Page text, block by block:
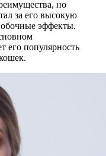
но
за его высокую
эффекты.
его популярность